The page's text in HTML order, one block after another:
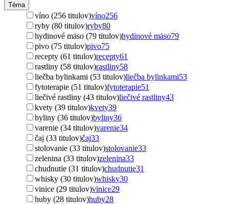
Téma
víno (256 titulov)víno256
ryby (80 titulov)ryby80
hydinové mäso (79 titulov)hydinové mäso79
pivo (75 titulov)pivo75
recepty (61 titulov)recepty61
rastliny (58 titulov)rastliny58
liečba bylinkami (53 titulov)liečba bylinkami53
fytoterapie (51 titulov)fytoterapie51
liečivé rastliny (43 titulov)liečivé rastliny43
kvety (39 titulov)kvety39
byliny (36 titulov)byliny36
varenie (34 titulov)varenie34
čaj (33 titulov)čaj33
stolovanie (33 titulov)stolovanie33
zelenina (33 titulov)zelenina33
chudnutie (31 titulov)chudnutie31
whisky (30 titulov)whisky30
vinice (29 titulov)vinice29
huby (28 titulov)huby28